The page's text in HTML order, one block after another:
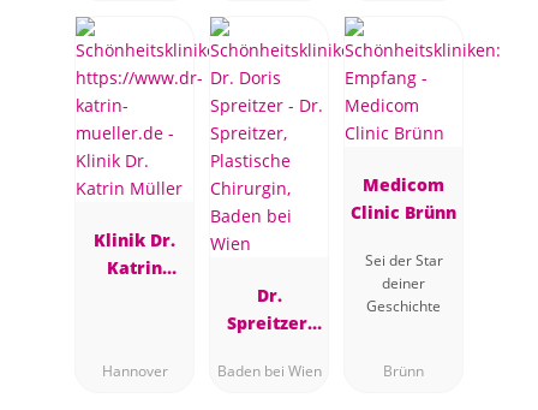
Klinik Dr.
Katrin
Hannover
Dr.
Spreitzer,
Chirurgin,
Baden bei Wien
Medicom
Clinic Brünn
Sei der Star
deiner
Geschichte
Brünn